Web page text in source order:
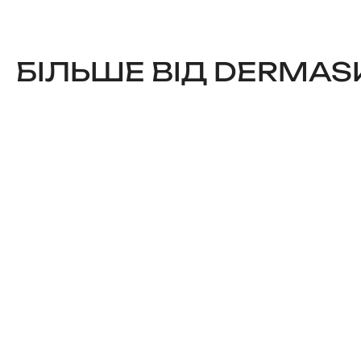
БІЛЬШЕ ВІД